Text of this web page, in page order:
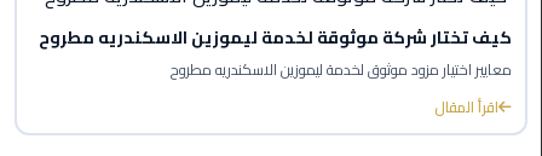
ايجار
سيارات
في
مصر
كيف تختار شركة موثوقة لخدمة ليموزين الاسكندريه مطروح
معايير اختيار مزود موثوق لخدمة ليموزين الاسكندريه مطروح
اقرأ المقال